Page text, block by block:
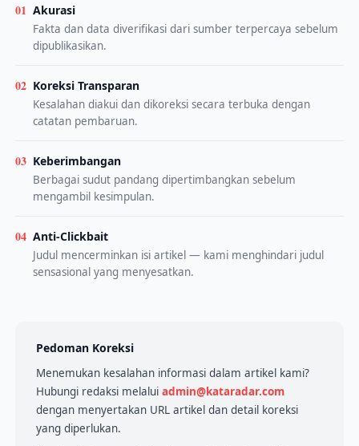
01 Akurasi
Fakta dan data diverifikasi dari sumber terpercaya sebelum
dipublikasikan.
02 Koreksi Transparan
Kesalahan diakui dan dikoreksi secara terbuka dengan
catatan pembaruan.
03 Keberimbangan
Berbagai sudut pandang dipertimbangkan sebelum
mengambil kesimpulan.
04 Anti-Clickbait
Judul mencerminkan isi artikel — kami menghindari judul
sensasional yang menyesatkan.
Pedoman Koreksi
Menemukan kesalahan informasi dalam artikel kami?
Hubungi redaksi melalui admin@kataradar.com
dengan menyertakan URL artikel dan detail koreksi
yang diperlukan.